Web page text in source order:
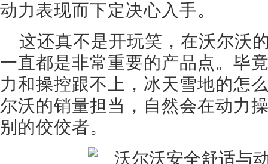
动力表现而下定决心入手。
这还真不是开玩笑，在沃尔沃
一直都是非常重要的产品点。毕
力和操控跟不上，冰天雪地的
尔沃的销量担当，自然会在动力
别的佼佼者。